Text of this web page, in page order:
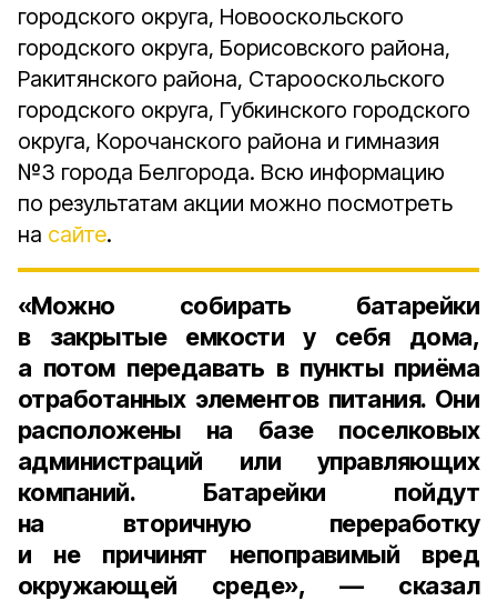
городского округа, Новооскольского
городского округа, Борисовского района,
Ракитянского района, Старооскольского
городского округа, Губкинского городского
округа, Корочанского района и гимназия
№3 города Белгорода. Всю информацию
по результатам акции можно посмотреть
на сайте.
«Можно собирать батарейки
в закрытые емкости у себя дома,
а потом передавать в пункты приёма
отработанных элементов питания. Они
расположены на базе поселковых
администраций или управляющих
компаний. Батарейки пойдут
на вторичную переработку
и не причинят непоправимый вред
окружающей среде», — сказал